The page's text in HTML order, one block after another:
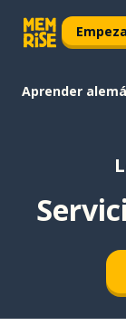
Aprender